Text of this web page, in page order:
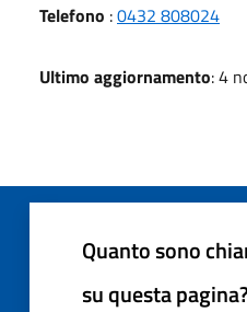
Telefono :0432 808024
Ultimo aggiornamento: 4
Quanto sono
su questa